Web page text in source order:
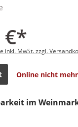
€*
inkl. MwSt. zzgl.
Online nicht
im